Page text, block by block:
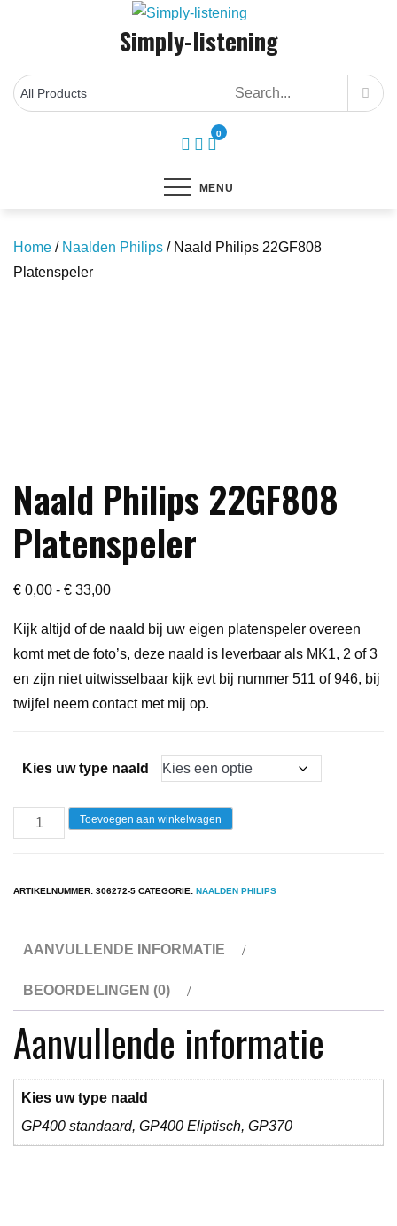
Simply-listening
0
MENU
Home / Naalden Philips / Naald Philips 22GF808
Platenspeler
Naald Philips 22GF808
Platenspeler
€ 0,00 - € 33,00Prijsklasse:
tot
€ 33,00
Kijk altijd of de naald bij uw eigen platenspeler overeen
komt met de foto’s, deze naald is leverbaar als MK1, 2 of 3
en zijn niet uitwisselbaar kijk evt bij nummer 511 of 946, bij
twijfel neem contact met mij op.
Kies uw type naald
Naald
Philips
Platenspeler
Toevoegen aan winkelwagen
ARTIKELNUMMER: 306272-5 CATEGORIE: NAALDEN PHILIPS
AANVULLENDE INFORMATIE
BEOORDELINGEN (0)
Aanvullende informatie
Kies uw type naald
GP400 standaard, GP400 Eliptisch, GP370